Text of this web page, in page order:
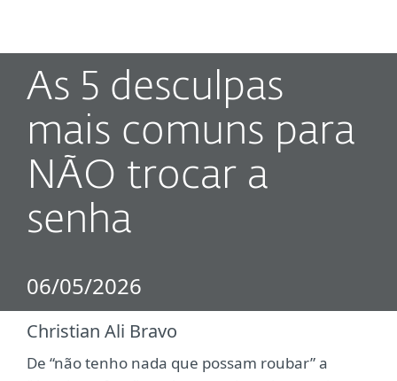
As 5 desculpas
mais comuns para
NÃO trocar a
senha
06/05/2026
Christian Ali Bravo
De “não tenho nada que possam roubar” a